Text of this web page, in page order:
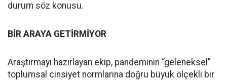
durum söz konusu.
BİR ARAYA GETİRMİYOR
Araştırmayı hazırlayan ekip, pandeminin “geleneksel”
toplumsal cinsiyet normlarına doğru büyük ölçekli bir